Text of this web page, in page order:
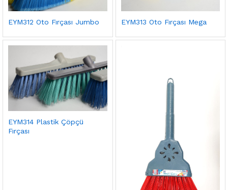
EYM312 Oto Fırçası Jumbo EYM313 Oto Fırçası Mega
EYM314 Plastik Çöpçü
Fırçası